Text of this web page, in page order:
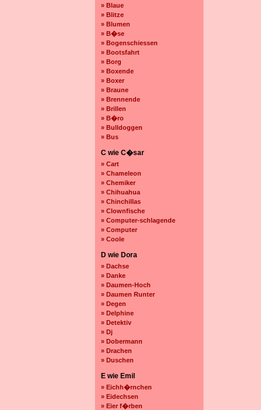
» Blaue
» Blitze
» Blumen
» B�se
» Bogenschiessen
» Bootsfahrt
» Borg
» Boxende
» Boxer
» Braune
» Brennende
» Brillen
» B�ro
» Bulldoggen
» Bus
C wie C�sar
» Cart
» Chameleon
» Chemiker
» Chihuahua
» Chinchillas
» Clownfische
» Computer-schlagende
» Computer
» Coole
D wie Dora
» Dachse
» Danke
» Daumen-Hoch
» Daumen Runter
» Degen
» Delphine
» Detektiv
» Dj
» Dobermann
» Drachen
» Duschen
E wie Emil
» Eichh�rnchen
» Eidechsen
» Eier f�rben